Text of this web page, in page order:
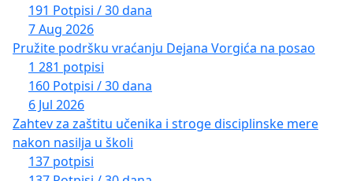
191 Potpisi / 30 dana
7 Aug 2026
Pružite podršku vraćanju Dejana Vorgića na posao
1 281 potpisi
160 Potpisi / 30 dana
6 Jul 2026
Zahtev za zaštitu učenika i stroge disciplinske mere
nakon nasilja u školi
137 potpisi